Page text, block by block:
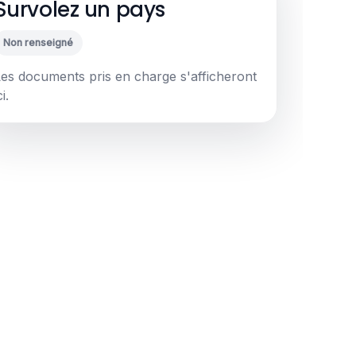
un pays
Non renseigné
documents pris en charge s'afficheront